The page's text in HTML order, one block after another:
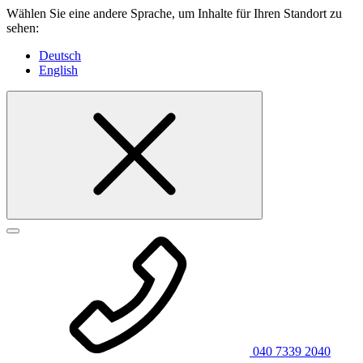
Wählen Sie eine andere Sprache, um Inhalte für Ihren Standort zu
sehen:
Deutsch
English
040 7339 2040